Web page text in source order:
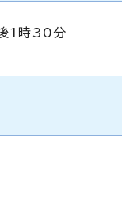
1時30分